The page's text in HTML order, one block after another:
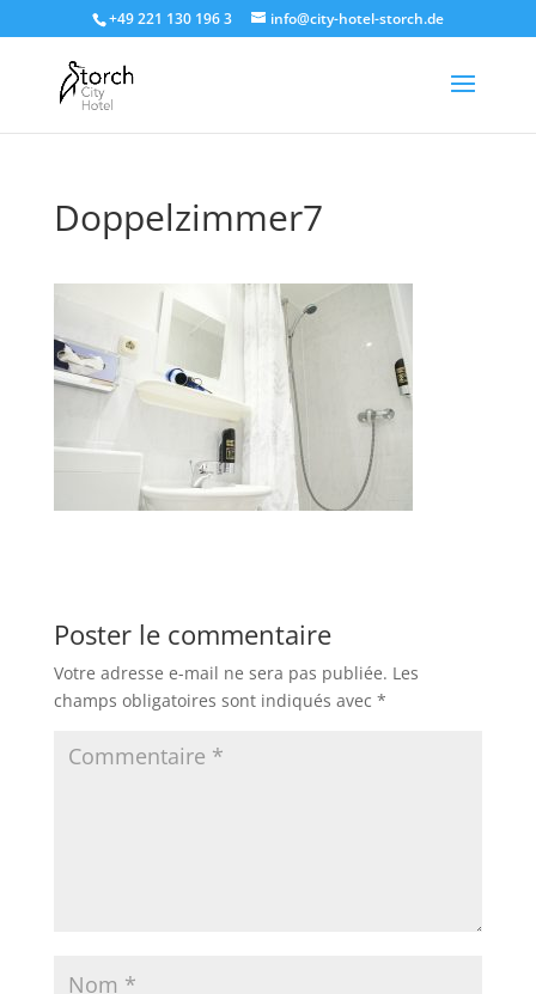
+49 221 130 196 3 info@city-hotel-storch.de
Doppelzimmer7
Poster le commentaire
Votre adresse e-mail ne sera pas publiée. Les
champs obligatoires sont indiqués avec *